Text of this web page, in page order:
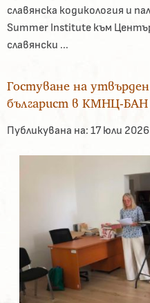
славянска кодикология и
Summer Institute към
славянски ...
Гостуване на
българист в КМНЦ-БАН
Публикувана на: 17 юли 2026